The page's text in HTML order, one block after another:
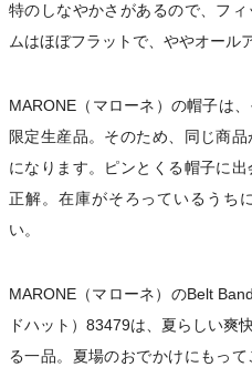
特のしなやかさがあるので、フ
ムはほぼフラットで、ややオール
MARONE（マローネ）の帽子は
限定生産品。そのため、同じ商
になります。ピンとくる帽子に
正解。在庫がそろっているうち
い。
MARONE（マローネ）のBelt
ドハット）83479は、夏らしい爽
る一品。夏場のおでかけにもっ